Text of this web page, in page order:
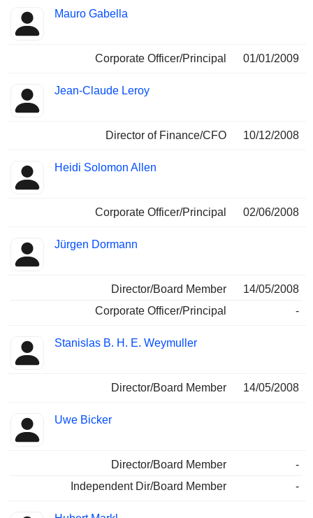
Mauro Gabella
Corporate Officer/Principal 01/01/2009
Jean-Claude Leroy
Director of Finance/CFO 10/12/2008
Heidi Solomon Allen
Corporate Officer/Principal 02/06/2008
Jürgen Dormann
Director/Board Member
14/05/2008
Corporate Officer/Principal
-
Stanislas B. H. E. Weymuller
Director/Board Member 14/05/2008
Uwe Bicker
Director/Board Member
-
Independent Dir/Board Member
-